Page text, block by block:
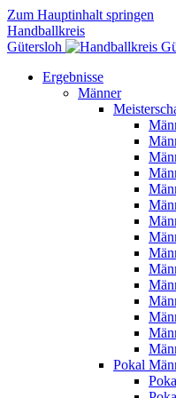
Zum Hauptinhalt springen
Handballkreis
Gütersloh
Ergebnisse
Männer
Pokal